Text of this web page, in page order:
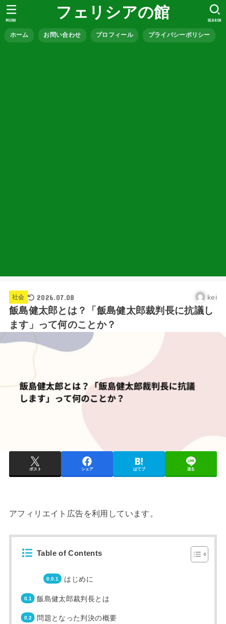
フェリシアの館
ホーム お問い合わせ プロフィール プライバシーポリシー
SEARCH
MENU
社会 2026.07.08 kei
飯島健太郎とは？「飯島健太郎裁判長に抗議し
ます」って何のことか？
ポスト シェア はてブ 送る
アフィリエイト広告を利用しています。
Table of Contents
はじめに
飯島健太郎裁判長とは
問題となった判決の概要